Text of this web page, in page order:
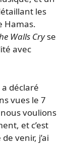
les
Hamas.
Walls Cryse
avec
déclaré
vues le 7
voulions
et c’est
venir, j’ai